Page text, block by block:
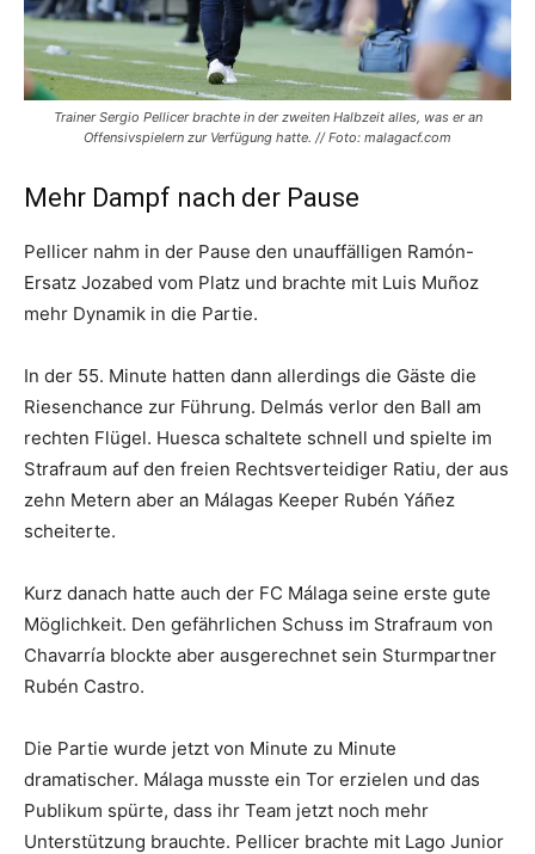
Trainer Sergio Pellicer brachte in der zweiten Halbzeit alles, was er an
Offensivspielern zur Verfügung hatte. // Foto: malagacf.com
Mehr Dampf nach der Pause
Pellicer nahm in der Pause den unauffälligen Ramón-
Ersatz Jozabed vom Platz und brachte mit Luis Muñoz
mehr Dynamik in die Partie.
In der 55. Minute hatten dann allerdings die Gäste die
Riesenchance zur Führung. Delmás verlor den Ball am
rechten Flügel. Huesca schaltete schnell und spielte im
Strafraum auf den freien Rechtsverteidiger Ratiu, der aus
zehn Metern aber an Málagas Keeper Rubén Yáñez
scheiterte.
Kurz danach hatte auch der FC Málaga seine erste gute
Möglichkeit. Den gefährlichen Schuss im Strafraum von
Chavarría blockte aber ausgerechnet sein Sturmpartner
Rubén Castro.
Die Partie wurde jetzt von Minute zu Minute
dramatischer. Málaga musste ein Tor erzielen und das
Publikum spürte, dass ihr Team jetzt noch mehr
Unterstützung brauchte. Pellicer brachte mit Lago Junior